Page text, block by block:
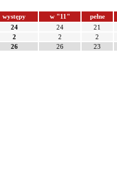
występy w "11"
pełne
24 24
21
2 2
2
26 26 23